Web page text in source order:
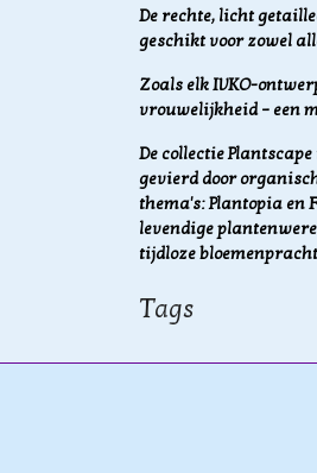
De rechte, licht
geschikt voor zowel
Zoals elk IVKO-
vrouwelijkheid – een
De collectie
gevierd door
thema's: Plantopia
levendige
tijdloze
Tags